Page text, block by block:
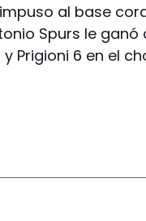
al base
Spurs le ganó
Prigioni 6 en el